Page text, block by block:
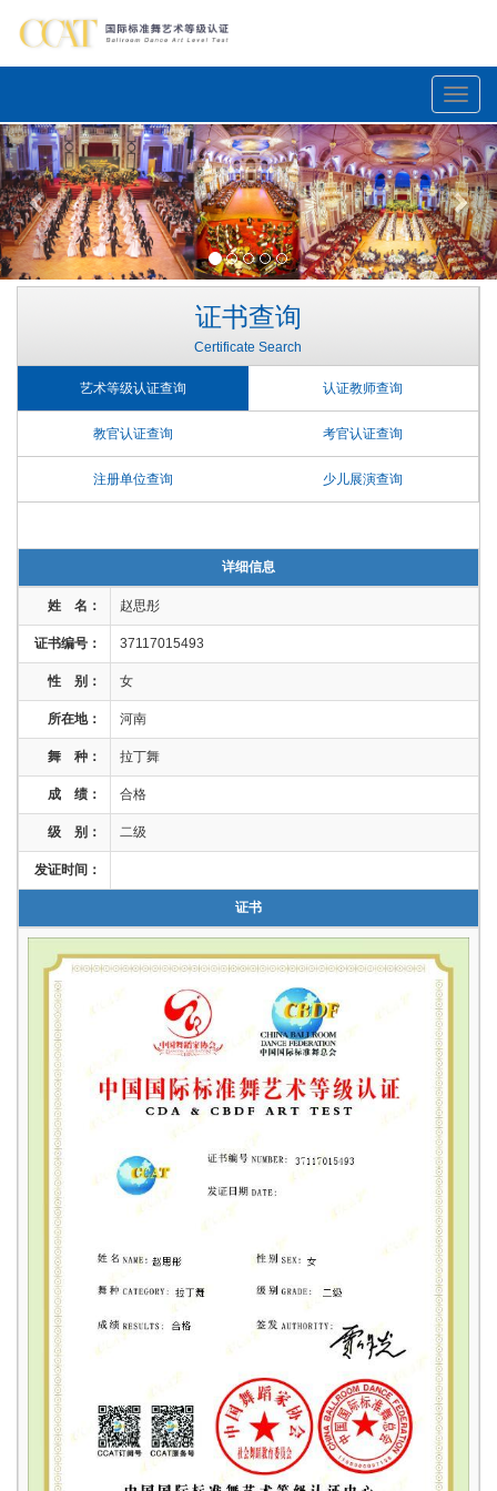
Toggle
Previous
证书查询
Certificate Search
艺术等级认证查询 认证教师查询
教官认证查询 考官认证查询
注册单位查询 少儿展演查询
详细信息
姓 名： 赵思彤
证书编号： 37117015493
性 别： 女
所在地： 河南
舞 种： 拉丁舞
成 绩： 合格
级 别： 二级
发证时间：
证书